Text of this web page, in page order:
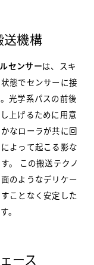
送機構
センサーは、スキ
態でセンサーに接
光学系パスの前後
上げるために用意
なローラが共に回
よって起こる影な
。 この搬送テクノ
のようなデリケー
ことなく安定した
。
ース